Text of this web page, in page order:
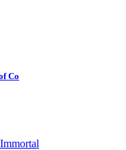
Co